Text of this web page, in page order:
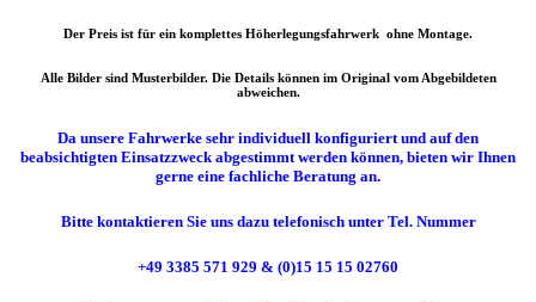
Der Preis ist für ein komplettes Höherlegungsfahrwerk ohne Montage.
Alle Bilder sind Musterbilder. Die Details können im Original vom Abgebildeten
abweichen.
Da unsere Fahrwerke sehr individuell konfiguriert und auf den
beabsichtigten Einsatzzweck abgestimmt werden können, bieten wir Ihnen
gerne eine fachliche Beratung an.
Bitte kontaktieren Sie uns dazu telefonisch unter Tel. Nummer
+49 3385 571 929 & (0)15 15 15 02760